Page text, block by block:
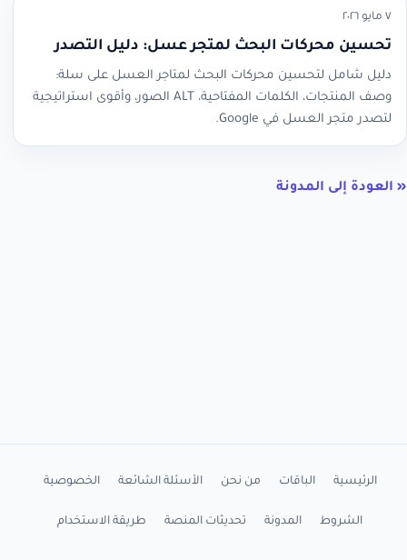
٧ مايو ٢٠٢٦
تحسين محركات البحث لمتجر عسل: دليل التصدر
دليل شامل لتحسين محركات البحث لمتاجر العسل على سلة:
وصف المنتجات، الكلمات المفتاحية، ALT الصور، وأقوى استراتيجية
لتصدر متجر العسل في Google.
« العودة إلى المدونة
الرئيسية الباقات من نحن الأسئلة الشائعة الخصوصية
الشروط المدونة تحديثات المنصة طريقة الاستخدام